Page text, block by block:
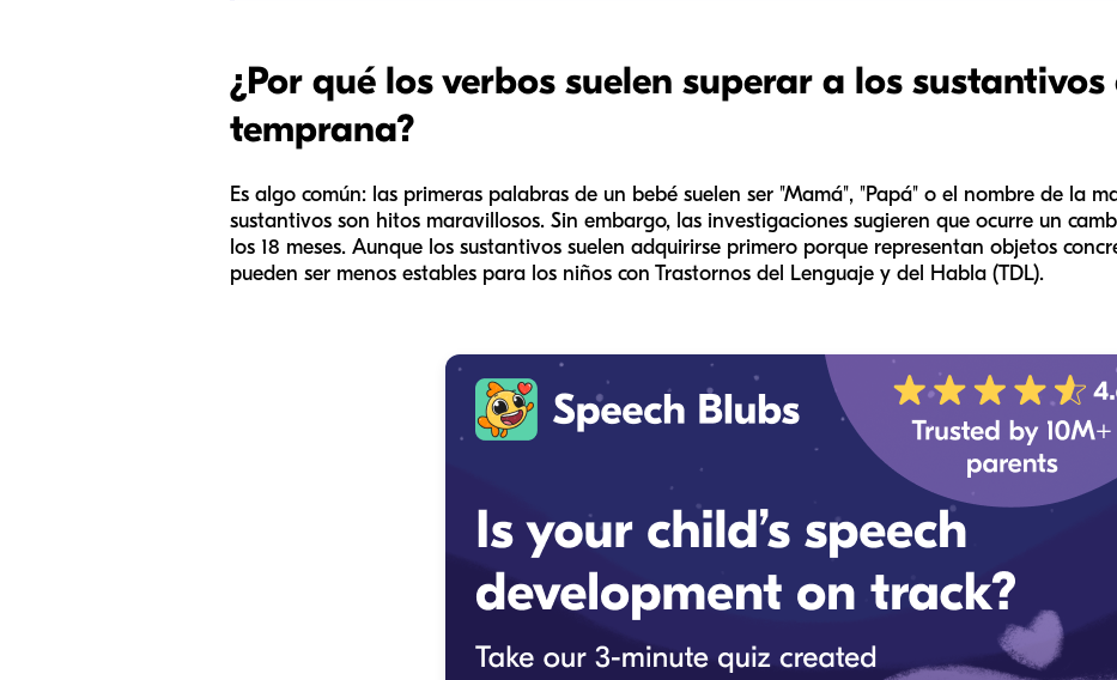
¿Por qué los verbos suelen superar a los
temprana?
Es algo común: las primeras palabras de un bebé suelen ser "Mamá", "Papá" o el nombre de la
sustantivos son hitos maravillosos. Sin embargo, las investigaciones sugieren que ocurre un
los 18 meses. Aunque los sustantivos suelen adquirirse primero porque representan objetos
pueden ser menos estables para los niños con Trastornos del Lenguaje y del Habla (TDL).